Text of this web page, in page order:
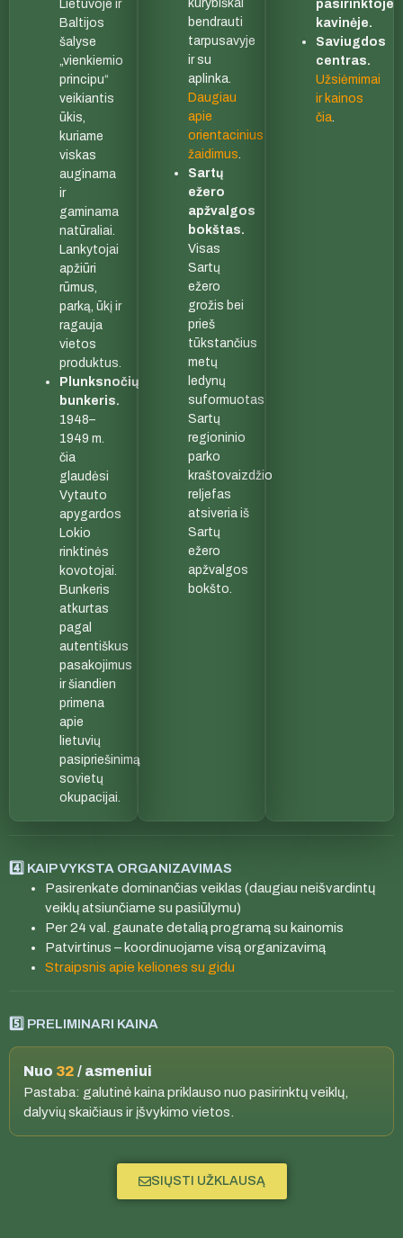
Lietuvoje ir
Baltijos
šalyse
„vienkiemio
principu“
veikiantis
ūkis,
kuriame
viskas
auginama
ir
gaminama
natūraliai.
Lankytojai
apžiūri
rūmus,
parką, ūkį ir
ragauja
vietos
produktus.
Plunksnočių
bunkeris.
1948–
1949 m.
čia
glaudėsi
Vytauto
apygardos
Lokio
rinktinės
kovotojai.
Bunkeris
atkurtas
pagal
autentiškus
pasakojimus
ir šiandien
primena
apie
lietuvių
pasipriešinimą
sovietų
okupacijai.
kūrybiškai
bendrauti
tarpusavyje
ir su
aplinka.
Daugiau
apie
orientacinius
žaidimus
Sartų
ežero
apžvalgos
bokštas.
Visas
Sartų
ežero
grožis bei
prieš
tūkstančius
metų
ledynų
suformuotas
Sartų
regioninio
parko
kraštovaizdžio
reljefas
atsiveria iš
Sartų
ežero
apžvalgos
bokšto.
pasirinktoje
kavinėje.
Saviugdos
centras.
Užsiėmimai
ir kainos
čia
4️⃣ KAIP VYKSTA ORGANIZAVIMAS
Pasirenkate dominančias veiklas (daugiau neišvardintų
veiklų atsiunčiame su pasiūlymu)
Per 24 val. gaunate detalią programą su kainomis
Patvirtinus – koordinuojame visą organizavimą
Straipsnis apie keliones su gidu
5️⃣ PRELIMINARI KAINA
Nuo 32 / asmeniui
Pastaba: galutinė kaina priklauso nuo pasirinktų veiklų,
dalyvių skaičiaus ir įšvykimo vietos.
SIŲSTI UŽKLAUSĄ